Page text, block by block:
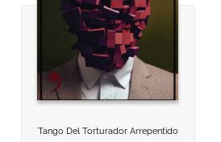
Tango Del Torturador Arrepentido